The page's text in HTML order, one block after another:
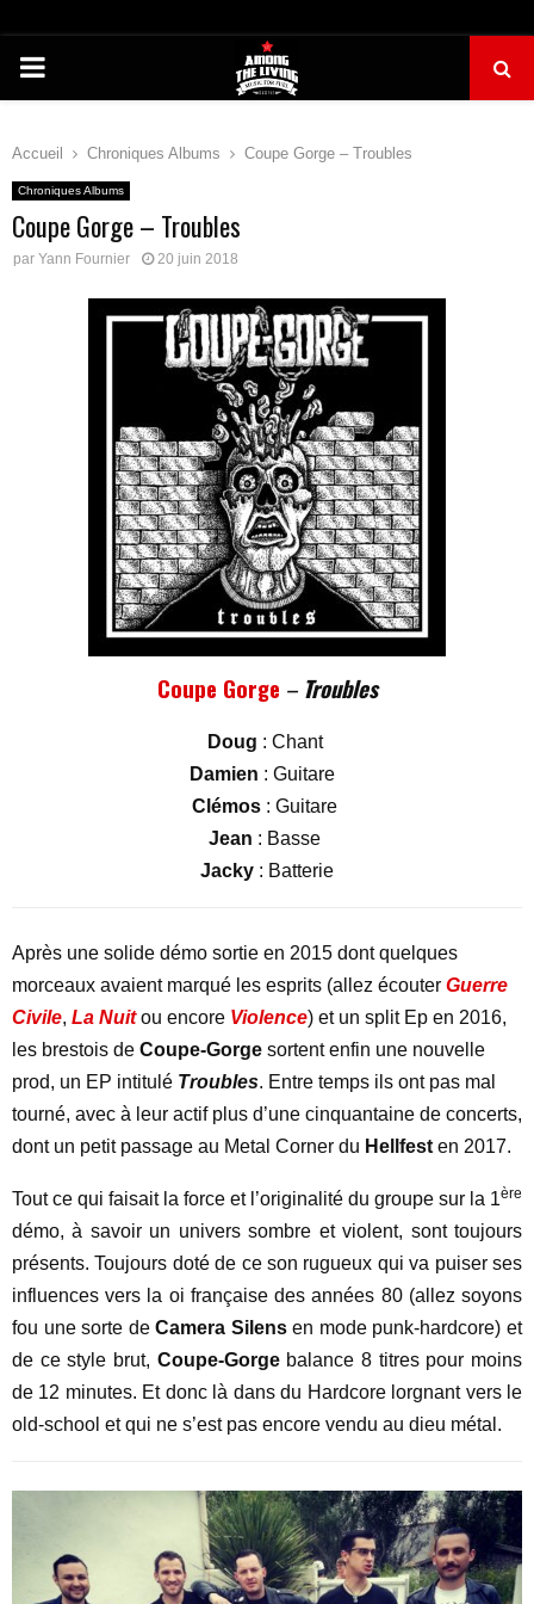
PRIMARY
Accueil Chroniques Albums Coupe Gorge – Troubles
Chroniques Albums
Coupe Gorge – Troubles
par Yann Fournier 20 juin 2018
Coupe Gorge – Troubles
Doug : Chant
Damien : Guitare
Clémos : Guitare
Jean : Basse
Jacky : Batterie
Après une solide démo sortie en 2015 dont quelques
morceaux avaient marqué les esprits (allez écouter Guerre
Civile, La Nuitou encore Violence) et un split Ep en 2016,
les brestois de Coupe-Gorge sortent enfin une nouvelle
prod, un EP intitulé Troubles. Entre temps ils ont pas mal
tourné, avec à leur actif plus d’une cinquantaine de concerts,
dont un petit passage au Metal Corner du Hellfest en 2017.
Tout ce qui faisait la force et l’originalité du groupe sur la 1ère
démo, à savoir un univers sombre et violent, sont toujours
présents. Toujours doté de ce son rugueux qui va puiser ses
influences vers la oi française des années 80 (allez soyons
fou une sorte deCamera Silensen mode punk-hardcore) et
de ce style brut, Coupe-Gorgebalance 8 titres pour moins
de 12 minutes. Et donc là dans du Hardcore lorgnant vers le
old-school et qui ne s’est pas encore vendu au dieu métal.